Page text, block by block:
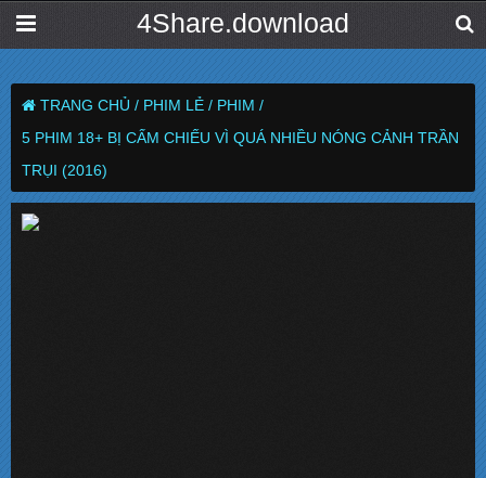
4Share.download
TRANG CHỦ / PHIM LẺ / PHIM /
5 PHIM 18+ BỊ CẤM CHIẾU VÌ QUÁ NHIỀU NÓNG CẢNH TRẦN
TRỤI (2016)